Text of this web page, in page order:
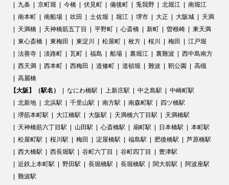
九条
京町堀 今橋 伏見町 備後町 兎我野 北堀江
南堀江
南本町
南船場 吹田 土佐堀 堀江 堺市 大正 大阪城
天満
天満橋
天神橋筋五丁目 平野町 心斎橋 新町 曽根崎
東天満
東心斎橋
東梅田 東淀川 松屋町 枚方 桜川 梅田
江戸堀
法善寺
淡路町 瓦町 福島 船場 裏堀江 裏難波
西中島南方
西天満
西本町 西梅田 道修町 道頓堀 難波 靭公園
高槻
高麗橋
【大阪】（駅名）
なにわ橋駅 上新庄駅 中之島駅
中崎町駅
北新地
北浜駅 千里山駅 南方駅 南森町駅
四ツ橋駅
堺筋本町駅
大江橋駅 大阪駅 天満橋六丁目駅
天満橋駅
天神橋筋六丁目駅
山田駅 心斎橋駅 扇町駅 日本橋駅
本町駅
松屋町駅
桜川駅 梅田 淀屋橋駅 福島駅 肥後橋駅
芦原橋駅
西大橋駅
西長堀駅 谷町六丁目 谷町四丁目
豊津駅
近鉄上本町駅
野田駅 長堀橋駅 長堀橋駅 関大前駅
阿波座駅
難波駅